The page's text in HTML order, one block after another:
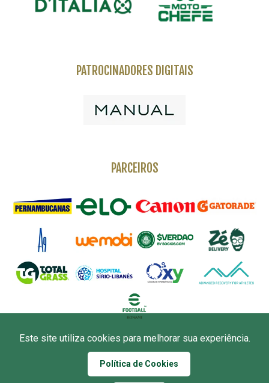
PATROCINADORES DIGITAIS
PARCEIROS
APOIO
Este site utiliza cookies para melhorar sua experiência.
Política de Cookies